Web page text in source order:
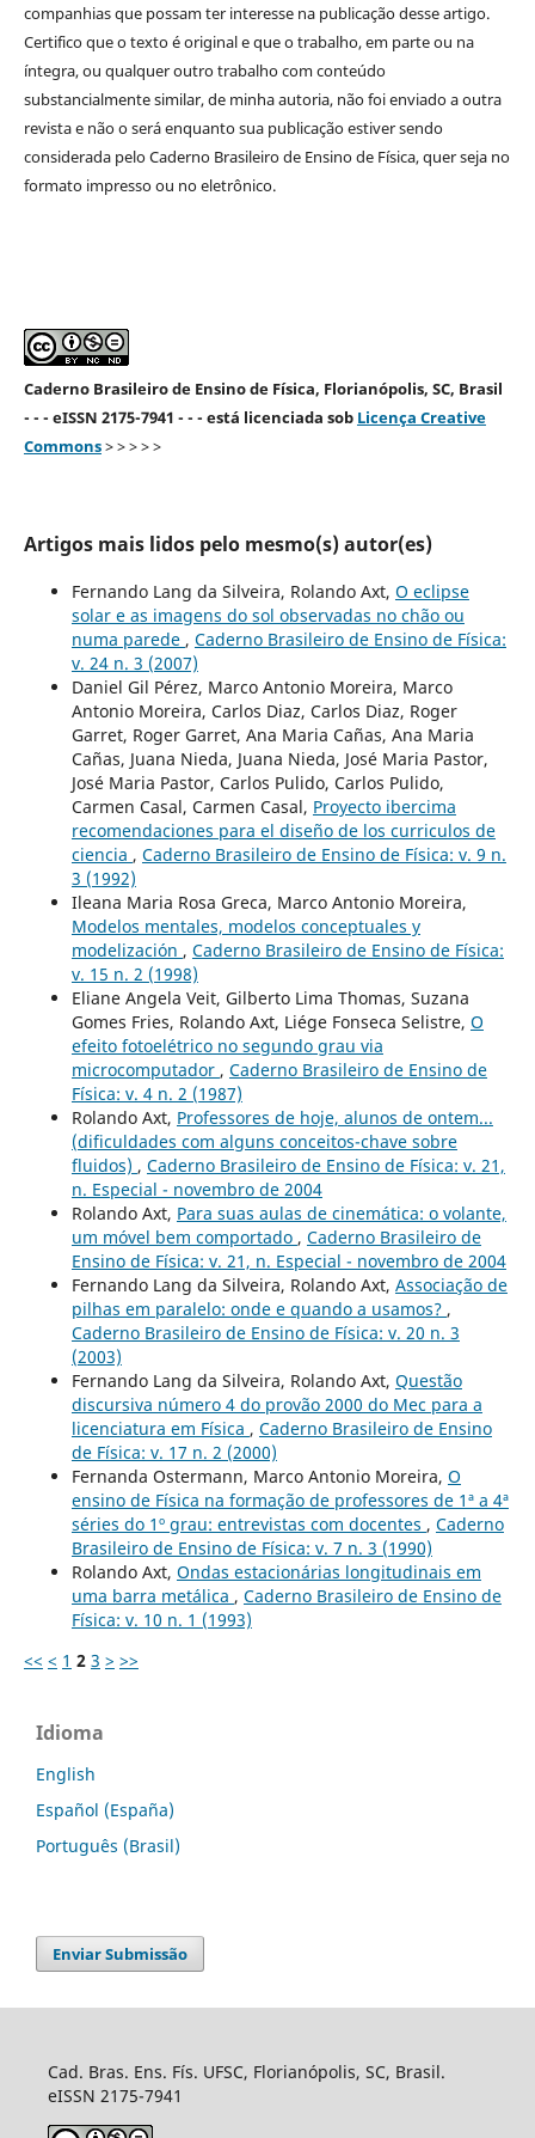
companhias que possam ter interesse na publicação desse artigo.
Certifico que o texto é original e que o trabalho, em parte ou na
íntegra, ou qualquer outro trabalho com conteúdo
substancialmente similar, de minha autoria, não foi enviado a outra
revista e não o será enquanto sua publicação estiver sendo
considerada pelo Caderno Brasileiro de Ensino de Física, quer seja no
formato impresso ou no eletrônico.
Caderno Brasileiro de Ensino de Física, Florianópolis, SC, Brasil
- - - eISSN 2175-7941 - - - está licenciada sob Licença Creative
Commons> > > > >
Artigos mais lidos pelo mesmo(s) autor(es)
Fernando Lang da Silveira, Rolando Axt, O eclipse
solar e as imagens do sol observadas no chão ou
numa parede , Caderno Brasileiro de Ensino de Física:
v. 24 n. 3 (2007)
Daniel Gil Pérez, Marco Antonio Moreira, Marco
Antonio Moreira, Carlos Diaz, Carlos Diaz, Roger
Garret, Roger Garret, Ana Maria Cañas, Ana Maria
Cañas, Juana Nieda, Juana Nieda, José Maria Pastor,
José Maria Pastor, Carlos Pulido, Carlos Pulido,
Carmen Casal, Carmen Casal, Proyecto ibercima
recomendaciones para el diseño de los curriculos de
ciencia , Caderno Brasileiro de Ensino de Física: v. 9 n.
3 (1992)
Ileana Maria Rosa Greca, Marco Antonio Moreira,
Modelos mentales, modelos conceptuales y
modelización , Caderno Brasileiro de Ensino de Física:
v. 15 n. 2 (1998)
Eliane Angela Veit, Gilberto Lima Thomas, Suzana
Gomes Fries, Rolando Axt, Liége Fonseca Selistre, O
efeito fotoelétrico no segundo grau via
microcomputador , Caderno Brasileiro de Ensino de
Física: v. 4 n. 2 (1987)
Rolando Axt, Professores de hoje, alunos de ontem...
(dificuldades com alguns conceitos-chave sobre
fluidos) , Caderno Brasileiro de Ensino de Física: v. 21,
n. Especial - novembro de 2004
Rolando Axt, Para suas aulas de cinemática: o volante,
um móvel bem comportado , Caderno Brasileiro de
Ensino de Física: v. 21, n. Especial - novembro de 2004
Fernando Lang da Silveira, Rolando Axt, Associação de
pilhas em paralelo: onde e quando a usamos? ,
Caderno Brasileiro de Ensino de Física: v. 20 n. 3
(2003)
Fernando Lang da Silveira, Rolando Axt, Questão
discursiva número 4 do provão 2000 do Mec para a
licenciatura em Física , Caderno Brasileiro de Ensino
de Física: v. 17 n. 2 (2000)
Fernanda Ostermann, Marco Antonio Moreira, O
ensino de Física na formação de professores de 1ª a 4ª
séries do 1º grau: entrevistas com docentes , Caderno
Brasileiro de Ensino de Física: v. 7 n. 3 (1990)
Rolando Axt, Ondas estacionárias longitudinais em
uma barra metálica , Caderno Brasileiro de Ensino de
Física: v. 10 n. 1 (1993)
<< < 1 2 3 > >>
Idioma
English
Español (España)
Português (Brasil)
Enviar Submissão
Cad. Bras. Ens. Fís. UFSC, Florianópolis, SC, Brasil.
eISSN 2175-7941